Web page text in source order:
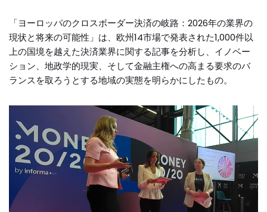
「ヨーロッパのクロスボーダー決済の岐路：2026年の業界の
現状と将来の可能性」は、欧州14市場で発表された1,000件以
上の国境を越えた決済業界に関する記事を分析し、イノベー
ション、地政学的現実、そして金融主権への高まる要求のバ
ランスを取ろうとする地域の実態を明らかにしたもの。